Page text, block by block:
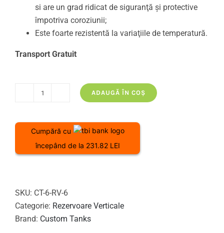
si are un grad ridicat de siguranţă şi protective
împotriva coroziunii;
Este foarte rezistentă la variaţiile de temperatură.
Transport Gratuit
Cantitate
vertical
6MC
ADAUGĂ ÎN COȘ
Cumpără cu
începând de la 231.82 LEI
SKU: CT-6-RV-6
Categorie: Rezervoare Verticale
Brand: Custom Tanks